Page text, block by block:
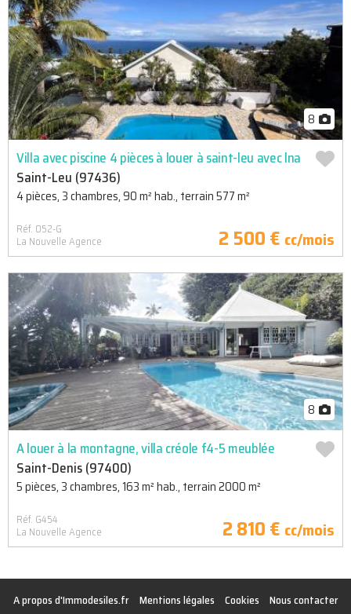
8
Villa avec piscine 4 pièces à louer à saint-leu avec lna
Saint-Leu (97436)
4 pièces, 3 chambres, 90 m² hab., terrain 577 m²
Réf. 052-G
La Nouvelle Agence 2 500 € cc/mois
8
A louer à la montagne, villa créole f4-5 meublée
Saint-Denis (97400)
5 pièces, 3 chambres, 163 m² hab., terrain 2000 m²
Réf. G454
La Nouvelle Agence 2 810 € cc/mois
A propos d'Immodesiles.fr Mentions légales Cookies Nous contacter